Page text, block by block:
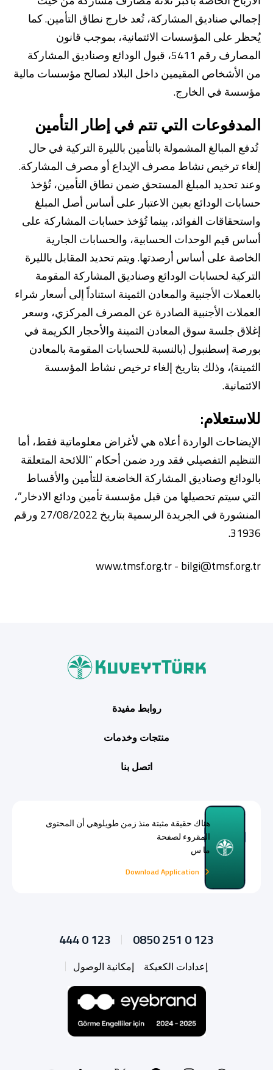
إجمالي صناديق المشاركة، تُعد خارج نطاق التأمين. كما
يُحظر على المؤسسات الائتمانية، بموجب قانون
المصارف رقم 5411، قبول الودائع وصناديق المشاركة
من الأشخاص المقيمين داخل البلاد لصالح مؤسسات مالية
مؤسسة في الخارج.
المدفوعات التي تتم في إطار التأمين
تُدفع المبالغ المشمولة بالتأمين بالليرة التركية في حال
إلغاء ترخيص نشاط مصرف الإيداع أو مصرف المشاركة.
وعند تحديد المبلغ المستحق ضمن نطاق التأمين، تُؤخذ
حسابات الودائع بعين الاعتبار على أساس أصل المبلغ
واستحقاقات الفوائد، بينما تُؤخذ حسابات المشاركة على
أساس قيم الوحدات الحسابية، والحسابات الجارية
الخاصة على أساس أرصدتها. ويتم تحديد المقابل بالليرة
التركية لحسابات الودائع وصناديق المشاركة المقومة
بالعملات الأجنبية والمعادن الثمينة استناداً إلى أسعار شراء
العملات الأجنبية الصادرة عن المصرف المركزي، وسعر
إغلاق جلسة سوق المعادن الثمينة والأحجار الكريمة في
بورصة إسطنبول (بالنسبة للحسابات المقومة بالمعادن
الثمينة)، وذلك بتاريخ إلغاء ترخيص نشاط المؤسسة
الائتمانية.
للاستعلام:
الإيضاحات الواردة أعلاه هي لأغراض معلوماتية فقط، أما
التنظيم التفصيلي فقد ورد ضمن أحكام “اللائحة المتعلقة
بالودائع وصناديق المشاركة الخاضعة للتأمين والأقساط
التي سيتم تحصيلها من قبل مؤسسة تأمين ودائع الادخار”،
المنشورة في الجريدة الرسمية بتاريخ 27/08/2022 ورقم
31936.
www.tmsf.org.tr- bilgi@tmsf.org.tr
روابط مفيدة
منتجات وخدمات
اتصل بنا
هناك حقيقة مثبتة منذ زمن طويلوهي أن المحتوى
المقروء لصفحة
ما س
Download Application
444 0 123 0850 251 0 123
إعدادات الكعيكة إمكانية الوصول